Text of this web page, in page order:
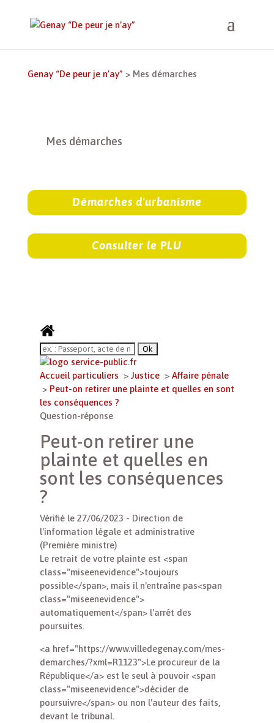
Genay “De peur je n’ay” > Mes démarches
Mes démarches
Démarches d'urbanisme
Consulter le PLU
Accueil particuliers > Justice > Affaire pénale
> Peut-on retirer une plainte et quelles en sont
les conséquences ?
Question-réponse
Peut-on retirer une
plainte et quelles en
sont les conséquences
?
Vérifié le 27/06/2023 - Direction de
l'information légale et administrative
(Première ministre)
Le retrait de votre plainte est <span
class="miseenevidence">toujours
possible</span>, mais il n'entraîne pas<span
class="miseenevidence">
automatiquement</span> l'arrêt des
poursuites.
<a href="https://www.villedegenay.com/mes-
demarches/?xml=R1123">Le procureur de la
République</a> est le seul à pouvoir <span
class="miseenevidence">décider de
poursuivre</span> ou non l'auteur des faits,
devant le tribunal.